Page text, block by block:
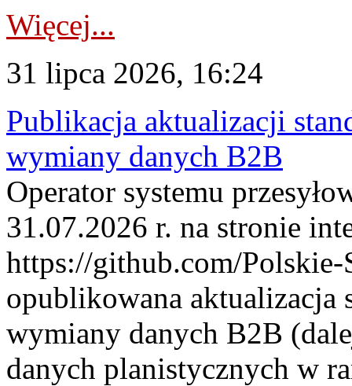
Więcej...
31 lipca 2026, 16:24
Publikacja aktualizacji
wymiany danych B2B
Operator systemu
31.07.2026 r. na stronie
https://github.com/Polskie-
opublikowana aktualizacja
wymiany danych B2B
danych planistycznych w